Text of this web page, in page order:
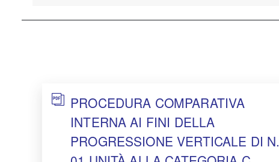
PROCEDURA COMPARATIVA
INTERNA AI FINI DELLA
PROGRESSIONE VERTICALE DI N.